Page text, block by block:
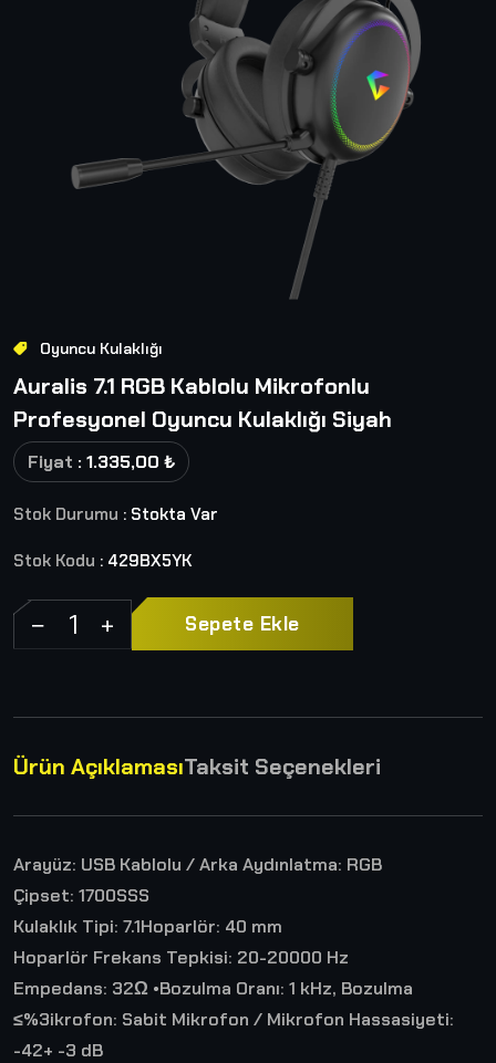
Oyuncu Kulaklığı
Auralis 7.1 RGB Kablolu Mikrofonlu
Profesyonel Oyuncu Kulaklığı Siyah
Fiyat : 1.335,00 ₺
Stok Durumu : Stokta Var
Stok Kodu : 429BX5YK
− + Sepete Ekle
Ürün AçıklamasıTaksit Seçenekleri
Arayüz: USB Kablolu / Arka Aydınlatma: RGB
Çipset: 1700SSS
Kulaklık Tipi: 7.1Hoparlör: 40 mm
Hoparlör Frekans Tepkisi: 20-20000 Hz
Empedans: 32Ω •Bozulma Oranı: 1 kHz, Bozulma
≤%3ikrofon: Sabit Mikrofon / Mikrofon Hassasiyeti:
-42+ -3 dB